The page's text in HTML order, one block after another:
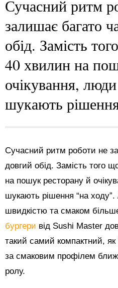
Сучасний ритм
залишає багато
обід. Замість
40 хвилин на
очікування,
шукають
Сучасний ритм роботи не
довгий обід. Замість того
на пошук ресторану й
шукають рішення “на
швидкістю та смаком
бургери від Sushi Master
такий самий компактний, як
за смаковим профілем
ролу.